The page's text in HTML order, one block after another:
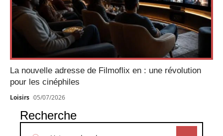
La nouvelle adresse de Filmoflix en : une révolution
pour les cinéphiles
Loisirs 05/07/2026
Recherche